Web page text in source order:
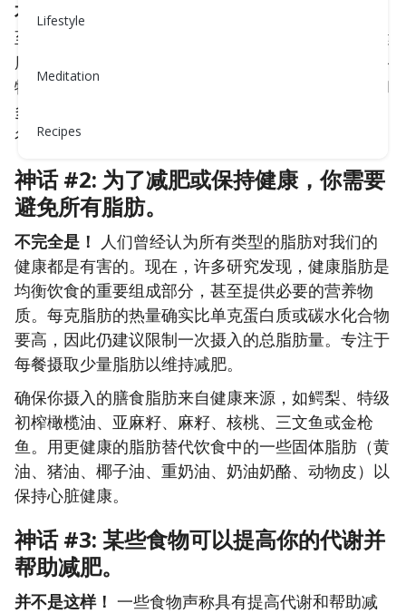
Lifestyle
Meditation
Recipes
不完全是！
至关重要的营养物质。适量消费谷物，并将其作为健
康均衡饮食的一部分，不会导致体重增加。与精制谷
物（白米、白面包等）相比，全谷物富含纤维、铁和
多种B维生素。
谷物中至少一半应该是全谷物。
神话 #2: 为了减肥或保持健康，你需要
避免所有脂肪。
不完全是！
人们曾经认为所有类型的脂肪对我们的
健康都是有害的。现在，许多研究发现，健康脂肪是
均衡饮食的重要组成部分，甚至提供必要的营养物
质。每克脂肪的热量确实比单克蛋白质或碳水化合物
要高，因此仍建议限制一次摄入的总脂肪量。专注于
每餐摄取少量脂肪以维持减肥。
确保你摄入的膳食脂肪来自健康来源，如鳄梨、特级
初榨橄榄油、亚麻籽、麻籽、核桃、三文鱼或金枪
鱼。用更健康的脂肪替代饮食中的一些固体脂肪（黄
油、猪油、椰子油、重奶油、奶油奶酪、动物皮）以
保持心脏健康。
神话 #3: 某些食物可以提高你的代谢并
帮助减肥。
并不是这样！ 一些食物声称具有提高代谢和帮助减